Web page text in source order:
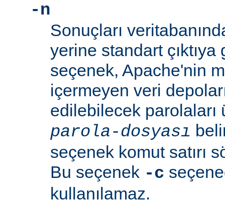
-n
Sonuçları
yerine standart çıktıya
seçenek, Apache'nin
içermeyen veri
edilebilecek parolaları
parola-dosyası
seçenek komut satırı
Bu seçenek -c
kullanılamaz.